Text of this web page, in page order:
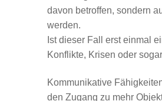
davon betroffen, sondern
werden.
Ist dieser Fall erst einmal
Konflikte, Krisen oder
Kommunikative
den Zugang zu mehr